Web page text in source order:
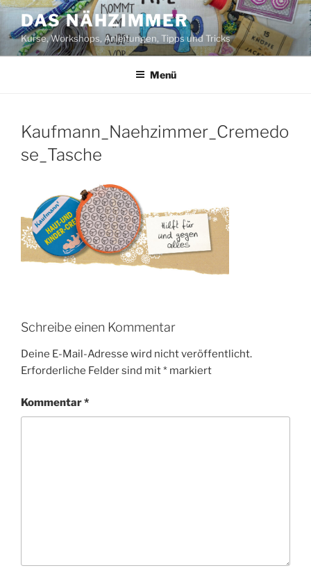
Zum
Inhalt
springen
DAS NÄHZIMMER
Kurse, Workshops, Anleitungen, Tipps und Tricks
Menü
Kaufmann_Naehzimmer_Cremedo
se_Tasche
Schreibe einen Kommentar
Deine E-Mail-Adresse wird nicht veröffentlicht.
Erforderliche Felder sind mit* markiert
Kommentar*